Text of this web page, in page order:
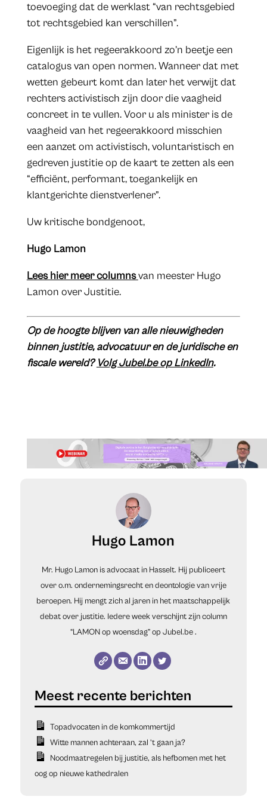
toevoeging dat de werklast “van rechtsgebied
tot rechtsgebied kan verschillen”.
Eigenlijk is het regeerakkoord zo’n beetje een
catalogus van open normen. Wanneer dat met
wetten gebeurt komt dan later het verwijt dat
rechters activistisch zijn door die vaagheid
concreet in te vullen. Voor u als minister is de
vaagheid van het regeerakkoord misschien
een aanzet om activistisch, voluntaristisch en
gedreven justitie op de kaart te zetten als een
“efficiënt, performant, toegankelijk en
klantgerichte dienstverlener”.
Uw kritische bondgenoot,
Hugo Lamon
Lees hier meer columnsvan meester Hugo
Lamon over Justitie.
Op de hoogte blijven van alle nieuwigheden
binnen justitie, advocatuur en de juridische en
fiscale wereld?Volg Jubel.be op LinkedIn.
Hugo Lamon
Mr. Hugo Lamon is advocaat in Hasselt. Hij publiceert
over o.m. ondernemingsrecht en deontologie van vrije
beroepen. Hij mengt zich al jaren in het maatschappelijk
debat over justitie. Iedere week verschijnt zijn column
“LAMON op woensdag” op Jubel.be.
Topadvocaten in de komkommertijd
Witte mannen achteraan, zal ’t gaan ja?
Noodmaatregelen bij justitie, als hefbomen met het
oog op nieuwe kathedralen